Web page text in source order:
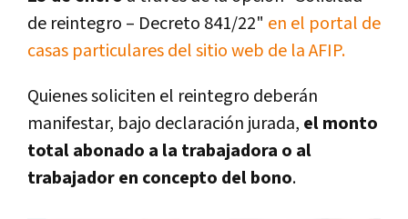
de reintegro – Decreto 841/22" en el portal de
casas particulares del sitio web de la AFIP.
Quienes soliciten el reintegro deberán
manifestar, bajo declaración jurada, el monto
total abonado a la trabajadora o al
trabajador en concepto del bono.